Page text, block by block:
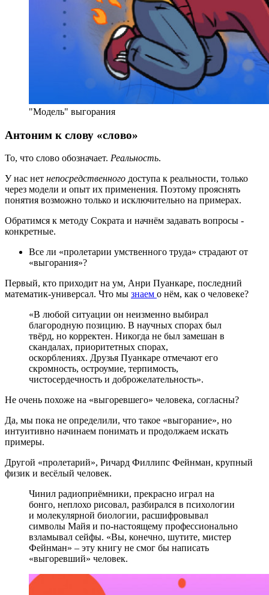
"Модель" выгорания
Антоним к слову «слово»
То, что слово обозначает. Реальность.
У нас нет непосредственного доступа к реальности, только
через модели и опыт их применения. Поэтому прояснять
понятия возможно только и исключительно на примерах.
Обратимся к методу Сократа и начнём задавать вопросы -
конкретные.
Все ли «пролетарии умственного труда» страдают от
«выгорания»?
Первый, кто приходит на ум, Анри Пуанкаре, последний
математик-универсал. Что мы знаем о нём, как о человеке?
«В любой ситуации он неизменно выбирал
благородную позицию. В научных спорах был
твёрд, но корректен. Никогда не был замешан в
скандалах, приоритетных спорах,
оскорблениях. Друзья Пуанкаре отмечают его
скромность, остроумие, терпимость,
чистосердечность и доброжелательность».
Не очень похоже на «выгоревшего» человека, согласны?
Да, мы пока не определили, что такое «выгорание», но
интуитивно начинаем понимать и продолжаем искать
примеры.
Другой «пролетарий», Ричард Филлипс Фейнман, крупный
физик и весёлый человек.
Чинил радиоприёмники, прекрасно играл на
бонго, неплохо рисовал, разбирался в психологии
и молекулярной биологии, расшифровывал
символы Майя и по-настоящему профессионально
взламывал сейфы. «Вы, конечно, шутите, мистер
Фейнман» – эту книгу не смог бы написать
«выгоревший» человек.